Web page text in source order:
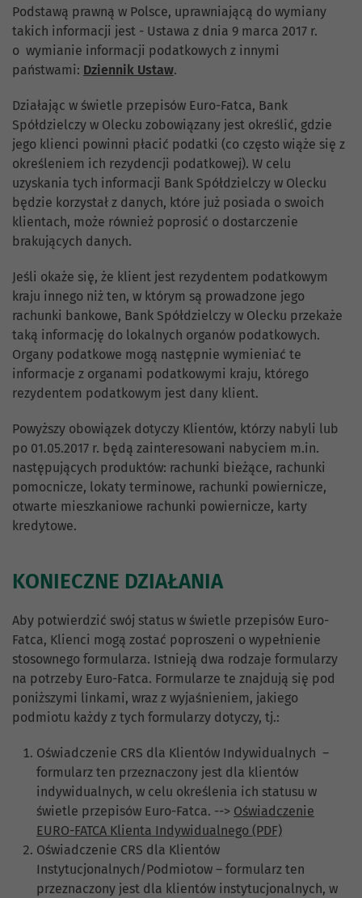
Podstawą prawną w Polsce, uprawniającą do wymiany
takich informacji jest - Ustawa z dnia 9 marca 2017 r.
o wymianie informacji podatkowych z innymi
państwami: Dziennik Ustaw.
Działając w świetle przepisów Euro-Fatca, Bank
Spółdzielczy w Olecku zobowiązany jest określić, gdzie
jego klienci powinni płacić podatki (co często wiąże się z
określeniem ich rezydencji podatkowej). W celu
uzyskania tych informacji Bank Spółdzielczy w Olecku
będzie korzystał z danych, które już posiada o swoich
klientach, może również poprosić o dostarczenie
brakujących danych.
Jeśli okaże się, że klient jest rezydentem podatkowym
kraju innego niż ten, w którym są prowadzone jego
rachunki bankowe, Bank Spółdzielczy w Olecku przekaże
taką informację do lokalnych organów podatkowych.
Organy podatkowe mogą następnie wymieniać te
informacje z organami podatkowymi kraju, którego
rezydentem podatkowym jest dany klient.
Powyższy obowiązek dotyczy Klientów, którzy nabyli lub
po 01.05.2017 r. będą zainteresowani nabyciem m.in.
następujących produktów: rachunki bieżące, rachunki
pomocnicze, lokaty terminowe, rachunki powiernicze,
otwarte mieszkaniowe rachunki powiernicze, karty
kredytowe.
KONIECZNE DZIAŁANIA
Aby potwierdzić swój status w świetle przepisów Euro-
Fatca, Klienci mogą zostać poproszeni o wypełnienie
stosownego formularza. Istnieją dwa rodzaje formularzy
na potrzeby Euro-Fatca. Formularze te znajdują się pod
poniższymi linkami, wraz z wyjaśnieniem, jakiego
podmiotu każdy z tych formularzy dotyczy, tj.:
Oświadczenie CRS dla Klientów Indywidualnych –
formularz ten przeznaczony jest dla klientów
indywidualnych, w celu określenia ich statusu w
świetle przepisów Euro-Fatca. --> Oświadczenie
EURO-FATCA Klienta Indywidualnego (PDF)
Oświadczenie CRS dla Klientów
Instytucjonalnych/Podmiotow – formularz ten
przeznaczony jest dla klientów instytucjonalnych, w